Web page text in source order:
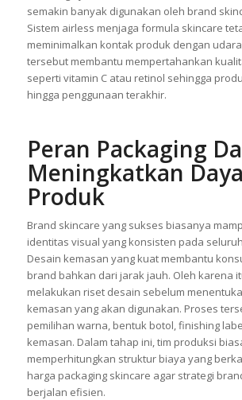
semakin banyak digunakan oleh brand
Sistem airless menjaga formula skincare
meminimalkan kontak produk dengan
tersebut membantu mempertahankan
seperti vitamin C atau retinol sehingga
hingga penggunaan terakhir.
Peran Packaging
Meningkatkan
Produk
Brand skincare yang sukses biasanya
identitas visual yang konsisten pada
Desain kemasan yang kuat membantu
brand bahkan dari jarak jauh. Oleh karena
melakukan riset desain sebelum
kemasan yang akan digunakan. Proses
pemilihan warna, bentuk botol, finishing
kemasan. Dalam tahap ini, tim produksi
memperhitungkan struktur biaya yang
harga packaging skincare agar strategi
berjalan efisien.